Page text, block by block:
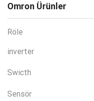
Omron Ürünler
Röle
inverter
Swicth
Sensör